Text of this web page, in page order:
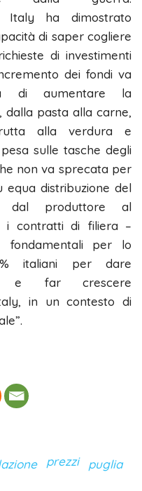
Italy ha dimostrato
di saper cogliere
di investimenti
dei fondi va
di aumentare la
dalla pasta alla carne,
alla verdura e
sulle tasche degli
non va sprecata per
distribuzione del
dal produttore al
i contratti di filiera –
fondamentali per lo
italiani per dare
e far crescere
in un contesto di
prezzi
puglia